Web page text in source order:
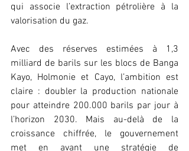
qui associe l’extraction pétrolière à la
valorisation du gaz.
Avec des réserves estimées à 1,3
milliard de barils sur les blocs de Banga
Kayo, Holmonie et Cayo, l’ambition est
claire : doubler la production nationale
pour atteindre 200.000 barils par jour à
l’horizon 2030. Mais au-delà de la
croissance chiffrée, le gouvernement
met en avant une stratégie de